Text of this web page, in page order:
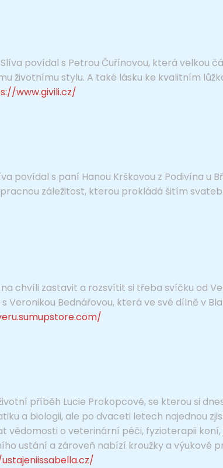
povídal s Petrou Čuřínovou, která velkou
životnímu stylu. A také lásku ke kvalitním
www.givili.cz/
povídal s paní Hanou Krškovou z Podivína u
záležitost, kterou prokládá šitím
chvíli zastavit a rozsvítit si třeba svíčku od
Veronikou Bednářovou, která ve své dílně v
příběh Lucie Prokopcové, se kterou si
a biologii, ale po dvaceti letech najednou
vědomosti o veterinární péči, fyzioterapii
ustání a zároveň nabízí kroužky a výukové